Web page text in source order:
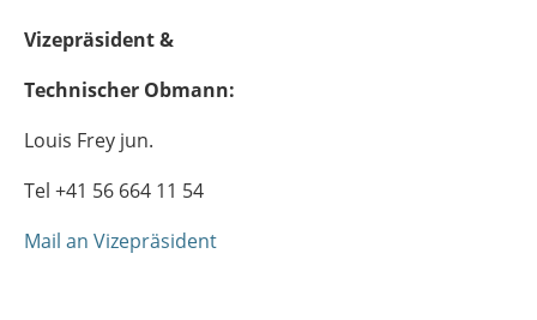
Vizepräsident &
Technischer Obmann:
Louis Frey jun.
Tel +41 56 664 11 54
Mail an Vizepräsident